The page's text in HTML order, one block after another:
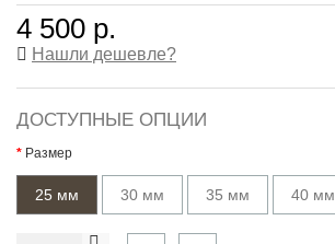
4 500 р.
Нашли дешевле?
ДОСТУПНЫЕ ОПЦИИ
Размер
25 мм 30 мм 35 мм 40 мм